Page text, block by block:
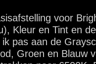
voor
Kleur en Tint en
pas aan de
Groen en Blauw